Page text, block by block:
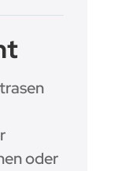
oder